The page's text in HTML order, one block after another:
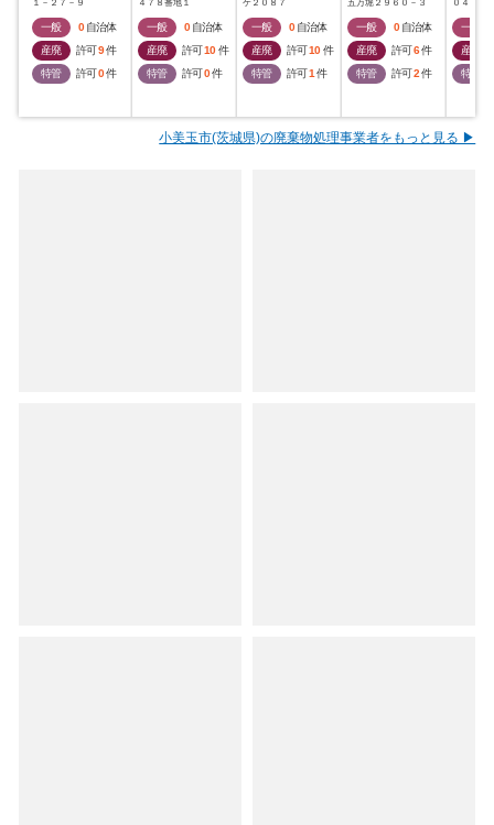
一般 0 自治体
産廃
許可9件
特管
許可0件
一般 0 自治体
産廃
許可10 件
特管
許可0件
一般 0 自治体
産廃
許可10 件
特管
許可1 件
一般 0 自治体
産廃
許可6件
特管
許可2 件
一般
産廃
特管
小美玉市(茨城県)の廃棄物処理事業者をもっと見る ▶